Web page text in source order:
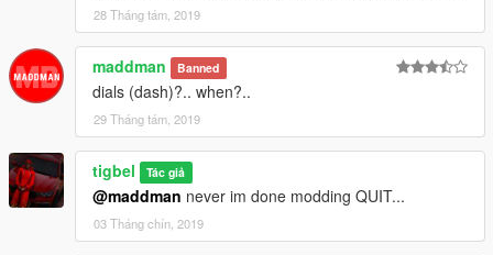
28 Tháng tám, 2019
maddman Banned
dials (dash)?.. when?..
29 Tháng tám, 2019
tigbel Tác giả
@maddman never im done modding QUIT...
03 Tháng chín, 2019